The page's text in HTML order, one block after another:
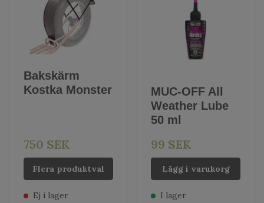
Bakskärm
Kostka Monster
750 SEK
Flera produktval
Ej i lager
MUC-OFF All
Weather Lube
50 ml
99 SEK
Lägg i varukorg
I lager